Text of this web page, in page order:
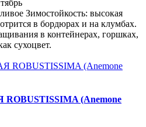
Зимостойкость: высокая
в бордюрах и на клумбах.
в контейнерах, горшках,
сухоцвет.
(Anemone